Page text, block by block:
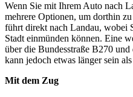
Wenn Sie mit Ihrem Auto nach
mehrere Optionen, um dorthin
führt direkt nach Landau, wobei
Stadt einmünden können. Eine
über die Bundesstraße B270
kann jedoch etwas länger sein
Mit dem Zug